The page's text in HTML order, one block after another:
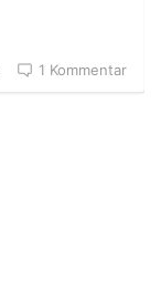
1 Kommentar